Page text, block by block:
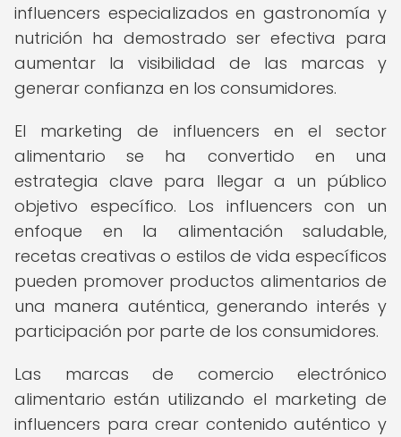
influencers especializados en gastronomía y
nutrición ha demostrado ser efectiva para
aumentar la visibilidad de las marcas y
generar confianza en los consumidores.
El marketing de influencers en el sector
alimentario se ha convertido en una
estrategia clave para llegar a un público
objetivo específico. Los influencers con un
enfoque en la alimentación saludable,
recetas creativas o estilos de vida específicos
pueden promover productos alimentarios de
una manera auténtica, generando interés y
participación por parte de los consumidores.
Las marcas de comercio electrónico
alimentario están utilizando el marketing de
influencers para crear contenido auténtico y